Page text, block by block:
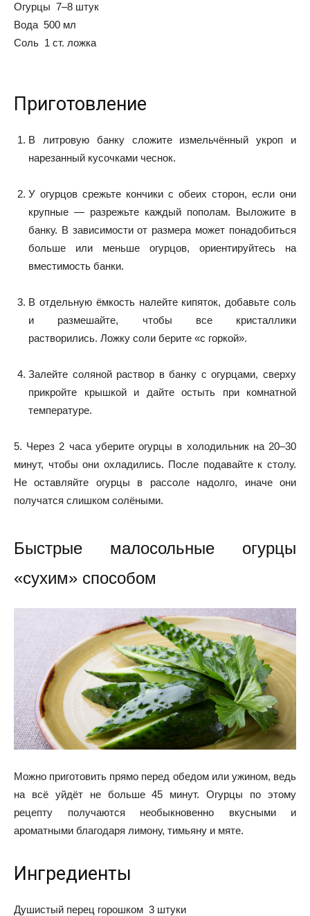
Огурцы 7–8 штук
Вода 500 мл
Соль 1 ст. ложка
Приготовление
В литровую банку сложите измельчённый укроп и
нарезанный кусочками чеснок.
У огурцов срежьте кончики с обеих сторон, если они
крупные — разрежьте каждый пополам. Выложите в
банку. В зависимости от размера может понадобиться
больше или меньше огурцов, ориентируйтесь на
вместимость банки.
В отдельную ёмкость налейте кипяток, добавьте соль
и размешайте, чтобы все кристаллики
растворились. Ложку соли берите «с горкой».
Залейте соляной раствор в банку с огурцами, сверху
прикройте крышкой и дайте остыть при комнатной
температуре.
5. Через 2 часа уберите огурцы в холодильник на 20–30
минут, чтобы они охладились. После подавайте к столу.
Не оставляйте огурцы в рассоле надолго, иначе они
получатся слишком солёными.
Быстрые малосольные огурцы
«сухим» способом
Можно приготовить прямо перед обедом или ужином, ведь
на всё уйдёт не больше 45 минут. Огурцы по этому
рецепту получаются необыкновенно вкусными и
ароматными благодаря лимону, тимьяну и мяте.
Ингредиенты
Душистый перец горошком 3 штуки